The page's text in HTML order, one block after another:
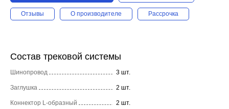
Отзывы О производителе Рассрочка
Состав трековой системы
Шинопровод 3 шт.
Заглушка 2 шт.
Коннектор L-образный 2 шт.